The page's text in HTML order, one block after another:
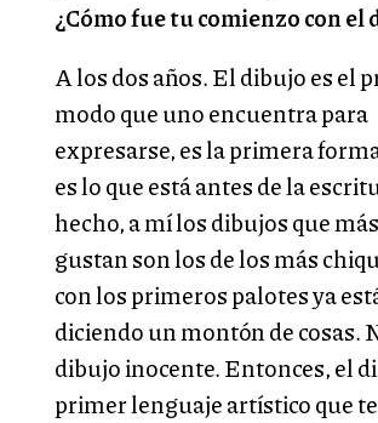
¿Cómo fue tu comienzo con el
A los dos años. El dibujo es el
modo que uno encuentra para
expresarse, es la primera
es lo que está antes de la
hecho, a mí los dibujos que
gustan son los de los más
con los primeros palotes ya
diciendo un montón de cosas.
dibujo inocente. Entonces, el
primer lenguaje artístico que